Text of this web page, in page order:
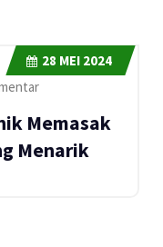
28 MEI 2024
Memasak
Menarik